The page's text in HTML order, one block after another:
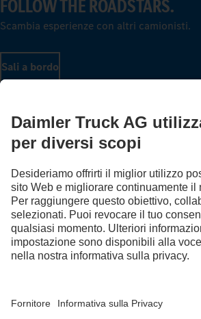
FOLLOW THE ROADSTARS.
Scambia esperienze con altri camionisti.
Sali a bordo
Provider
Protezione dei dati in Svizzera
Tutela dei dati